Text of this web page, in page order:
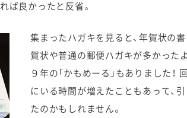
ば良かったと反省。
集まったハガキを見ると、年賀状の
賀状や普通の郵便ハガキが多かった
９年の「かもめーる」もありました！
にいる時間が増えたこともあって、
たのかもしれません。